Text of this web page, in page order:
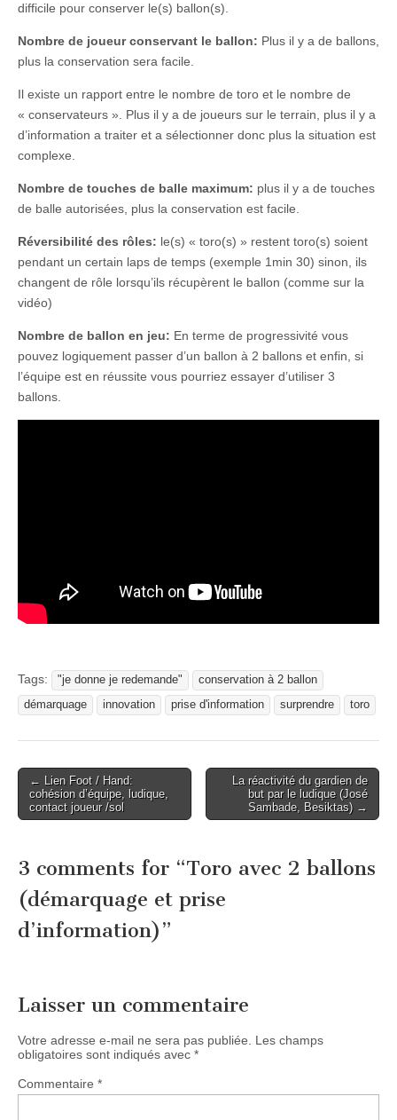
difficile pour conserver le(s) ballon(s).
Nombre de joueur conservant le ballon: Plus il y a de ballons,
plus la conservation sera facile.
Il existe un rapport entre le nombre de toro et le nombre de
« conservateurs ». Plus il y a de joueurs sur le terrain, plus il y a
d’information a traiter et a sélectionner donc plus la situation est
complexe.
Nombre de touches de balle maximum: plus il y a de touches
de balle autorisées, plus la conservation est facile.
Réversibilité des rôles: le(s) « toro(s) » restent toro(s) soient
pendant un certain laps de temps (exemple 1min 30) sinon, ils
changent de rôle lorsqu’ils récupèrent le ballon (comme sur la
vidéo)
Nombre de ballon en jeu: En terme de progressivité vous
pouvez logiquement passer d’un ballon à 2 ballons et enfin, si
l’équipe est en réussite vous pourriez essayer d’utiliser 3
ballons.
Tags: "je donne je redemande"
conservation à 2 ballon
démarquage
innovation prise d'information surprendre toro
Post
navigation
← Lien Foot / Hand:
cohésion d’équipe, ludique,
contact joueur /sol
La réactivité du gardien de
but par le ludique (José
Sambade, Besiktas) →
3 comments for “Toro avec 2 ballons
(démarquage et prise
d’information)”
Laisser un commentaire
Votre adresse e-mail ne sera pas publiée.
Les champs
obligatoires sont indiqués avec *
Commentaire *